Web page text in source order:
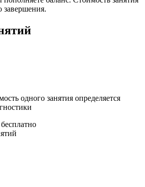
завершения.
одного занятия определяется
бесплатно